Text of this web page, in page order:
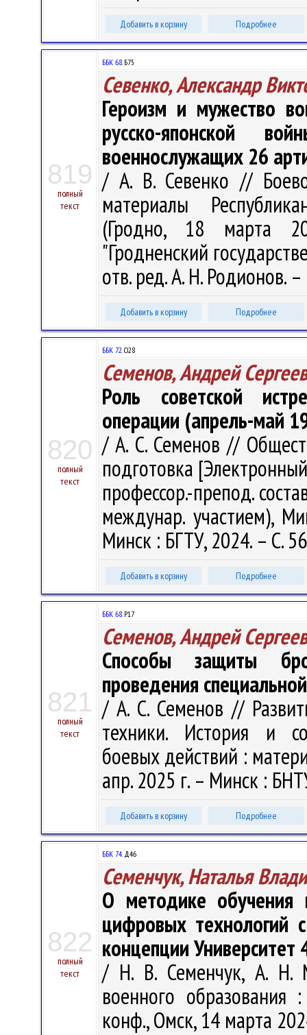
Добавить в корзину Подробнее
819
полный
текст
ББК 68.Б75
Севенко, Александр
Героизм и мужество
русско-японской
военнослужащих 26
/ А. В. Севенко //
материалы
(Гродно, 18 марта
"Гродненский
отв. ред. А. Н. Родионов.
Добавить в корзину Подробнее
820
полный
текст
ББК 72.О28
Семенов, Андрей
Роль советской
операции (апрель-май
/ А. С. Семенов //
подготовка
профессор.-препод.
междунар. участием),
Минск : БГТУ, 2024. – С.
Добавить в корзину Подробнее
821
полный
текст
ББК 68.Р17
Семенов, Андрей
Способы защиты
проведения
/ А. С. Семенов //
техники. История и
боевых действий :
апр. 2025 г. – Минск :
Добавить в корзину Подробнее
822
полный
текст
ББК 74.Д46
Семенчук, Наталья
О методике обучения
цифровых технологий
концепции Университет
/ Н. В. Семенчук, А. Н.
военного
конф., Омск, 14 марта